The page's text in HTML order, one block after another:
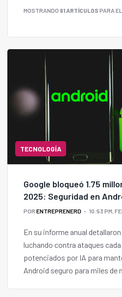
MOSTRANDO 91 ARTÍCULOS PARA
TECNOLOGÍA
Google bloqueó 1.75
2025: Seguridad en
POR ENTREPRENERD 10:53 PM,
En su informe anual
luchando contra ataques
potenciados por IA para
Android seguro para miles de